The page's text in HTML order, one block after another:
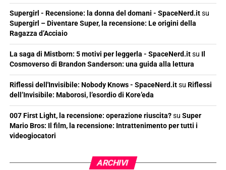
Supergirl - Recensione: la donna del domani - SpaceNerd.itsu
Supergirl – Diventare Super, la recensione: Le origini della
Ragazza d’Acciaio
La saga di Mistborn: 5 motivi per leggerla - SpaceNerd.itsu Il
Cosmoverso di Brandon Sanderson: una guida alla lettura
Riflessi dell'Invisibile: Nobody Knows - SpaceNerd.itsu Riflessi
dell’Invisibile: Maborosi, l’esordio di Kore’eda
007 First Light, la recensione: operazione riuscita?su Super
Mario Bros: Il film, la recensione: Intrattenimento per tutti i
videogiocatori
ARCHIVI